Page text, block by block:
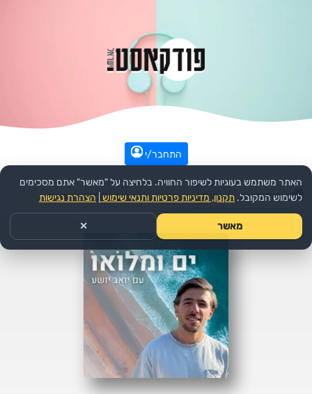
התחבר/י
עמוד הבית >> חינוך >> הפודקאסט: ים ומלואו >> פרק
האתר משתמש בעוגיות לשיפור החוויה. בלחיצה על "מאשר" אתם מסכימים
לשימוש המקובל. תקנון, מדיניות פרטיות ותנאי שימוש הצהרת נגישות
מאשר ✕